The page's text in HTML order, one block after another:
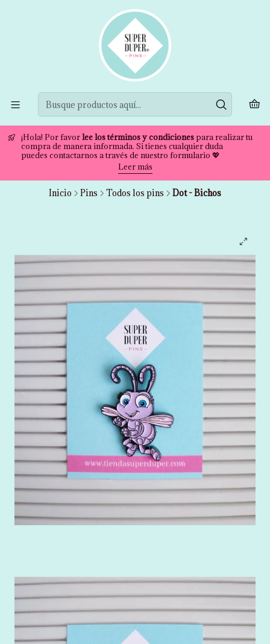
¡Hola! Por favorlee los términos y condicionespara realizar tu
compra de manera informada. Si tienes cualquier duda
puedes contactarnos a través de nuestro formulario 💖
Leer más
Inicio Pins Todos los pins Dot - Bichos